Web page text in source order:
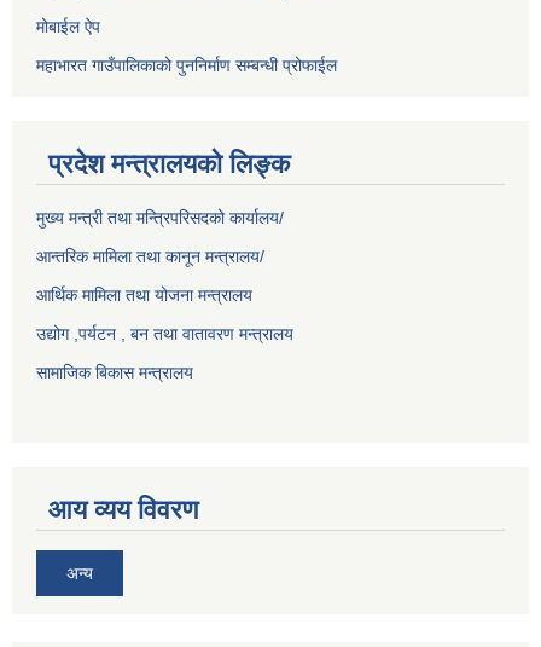
मोबाईल ऐप
महाभारत गाउँपालिकाको पुननिर्माण सम्बन्धी प्रोफाईल
प्रदेश मन्त्रालयको लिङ्क
मुख्य मन्त्री तथा मन्त्रिपरिसदको कार्यालय/
आन्तरिक मामिला तथा कानून मन्त्रालय/
आर्थिक मामिला तथा योजना मन्त्रालय
उद्योग ,पर्यटन , बन तथा वातावरण मन्त्रालय
सामाजिक बिकास मन्त्रालय
आय व्यय विवरण
अन्य